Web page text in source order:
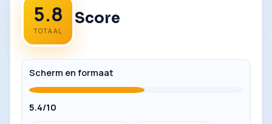
5.8
TOTAAL
Score
Scherm en formaat
5.4/10